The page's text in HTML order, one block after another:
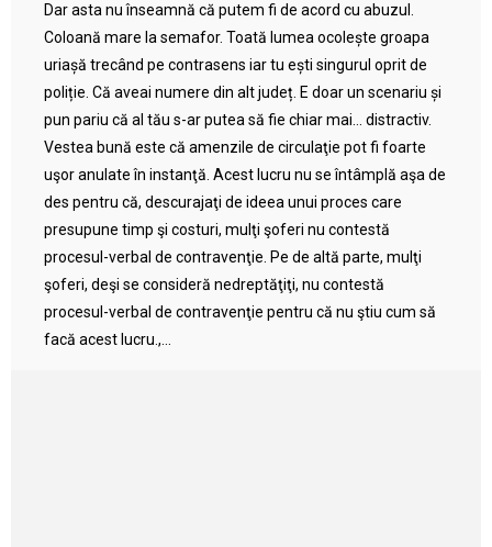
Dar asta nu înseamnă că putem fi de acord cu abuzul.
Coloană mare la semafor. Toată lumea ocolește groapa
uriașă trecând pe contrasens iar tu ești singurul oprit de
poliție. Că aveai numere din alt județ. E doar un scenariu și
pun pariu că al tău s-ar putea să fie chiar mai… distractiv.
Vestea bună este că amenzile de circulaţie pot fi foarte
uşor anulate în instanţă. Acest lucru nu se întâmplă aşa de
des pentru că, descurajaţi de ideea unui proces care
presupune timp şi costuri, mulţi şoferi nu contestă
procesul-verbal de contravenţie. Pe de altă parte, mulţi
şoferi, deşi se consideră nedreptăţiţi, nu contestă
procesul-verbal de contravenţie pentru că nu ştiu cum să
facă acest lucru.,...